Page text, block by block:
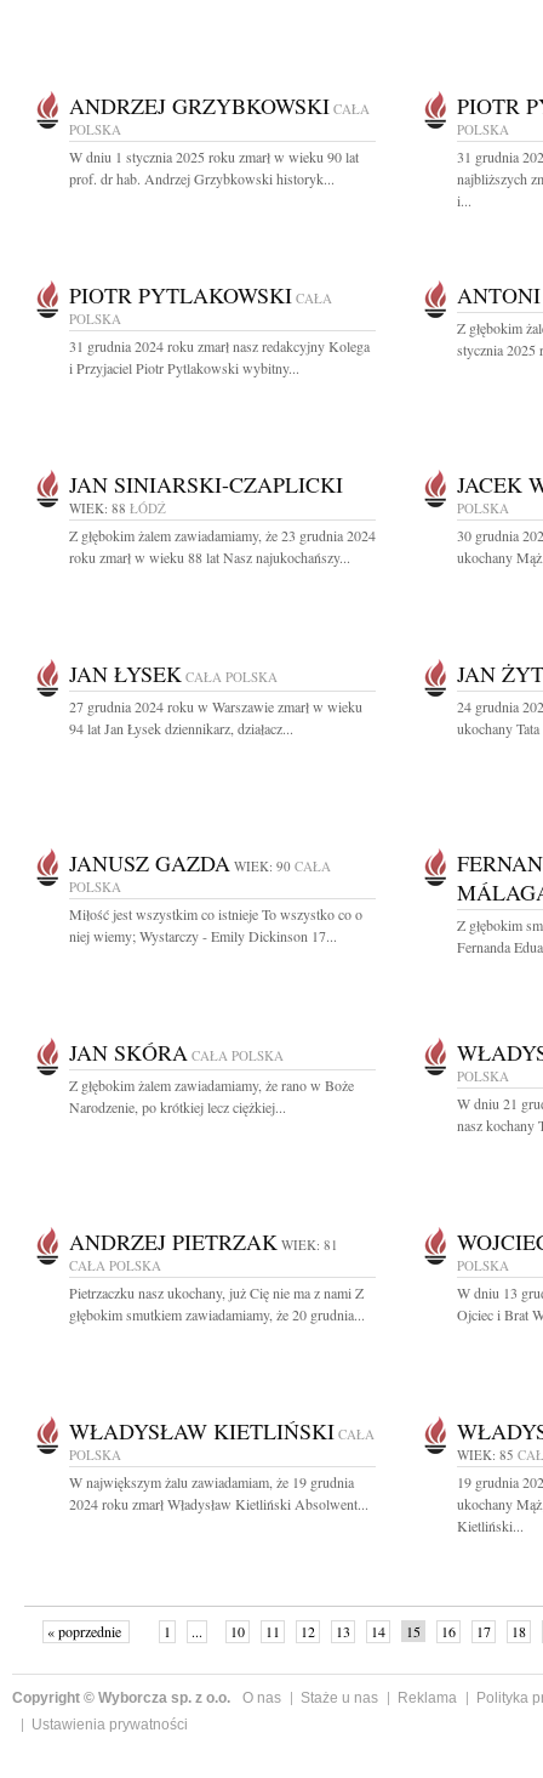
ANDRZEJ GRZYBKOWSKI CAŁA
POLSKA
W dniu 1 stycznia 2025 roku zmarł w wieku 90 lat
prof. dr hab. Andrzej Grzybkowski historyk...
PIOTR
POLSKA
31 grudnia
najbliższych
i...
PIOTR PYTLAKOWSKI CAŁA
POLSKA
31 grudnia 2024 roku zmarł nasz redakcyjny Kolega
i Przyjaciel Piotr Pytlakowski wybitny...
Z głębokim
stycznia 2025
JAN SINIARSKI-CZAPLICKI
WIEK: 88 ŁÓDŹ
Z głębokim żalem zawiadamiamy, że 23 grudnia 2024
roku zmarł w wieku 88 lat Nasz najukochańszy...
JACEK
POLSKA
30 grudnia
ukochany
JAN ŁYSEK CAŁA POLSKA
27 grudnia 2024 roku w Warszawie zmarł w wieku
94 lat Jan Łysek dziennikarz, działacz...
JAN
24 grudnia
ukochany
JANUSZ GAZDA WIEK: 90 CAŁA
POLSKA
Miłość jest wszystkim co istnieje To wszystko co o
niej wiemy; Wystarczy - Emily Dickinson 17...
Z głębokim
Fernanda
JAN SKÓRA CAŁA POLSKA
Z głębokim żalem zawiadamiamy, że rano w Boże
Narodzenie, po krótkiej lecz ciężkiej...
POLSKA
W dniu 21
nasz kochany
ANDRZEJ PIETRZAK WIEK: 81
CAŁA POLSKA
Pietrzaczku nasz ukochany, już Cię nie ma z nami Z
głębokim smutkiem zawiadamiamy, że 20 grudnia...
POLSKA
W dniu 13
Ojciec i Brat
WŁADYSŁAW KIETLIŃSKI CAŁA
POLSKA
W największym żalu zawiadamiam, że 19 grudnia
2024 roku zmarł Władysław Kietliński Absolwent...
WIEK: 85
19 grudnia
ukochany
Kietliński...
« poprzednie 1 ... 10 11 12 13 14 15 16 17
18
Copyright © Wyborcza sp. z o.o. O nas Staże u nas Reklama
Polityka
Ustawienia prywatności